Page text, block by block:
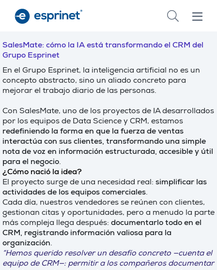
main
SalesMate: cómo la IA está transformando el CRM del
Grupo Esprinet
En el Grupo Esprinet, la inteligencia artificial no es un
concepto abstracto, sino un aliado concreto para
mejorar el trabajo diario de las personas.
Con SalesMate, uno de los proyectos de IA desarrollados
por los equipos de Data Science y CRM, estamos
redefiniendo la forma en que la fuerza de ventas
interactúa con sus clientes, transformando una simple
nota de voz en información estructurada, accesible y útil
para el negocio.
¿Cómo nació la idea?
El proyecto surge de una necesidad real: simplificar las
actividades de los equipos comerciales.
Cada día, nuestros vendedores se reúnen con clientes,
gestionan citas y oportunidades, pero a menudo la parte
más compleja llega después: documentarlo todo en el
CRM, registrando información valiosa para la
organización.
“Hemos querido resolver un desafío concreto —cuenta el
equipo de CRM—: permitir a los compañeros documentar